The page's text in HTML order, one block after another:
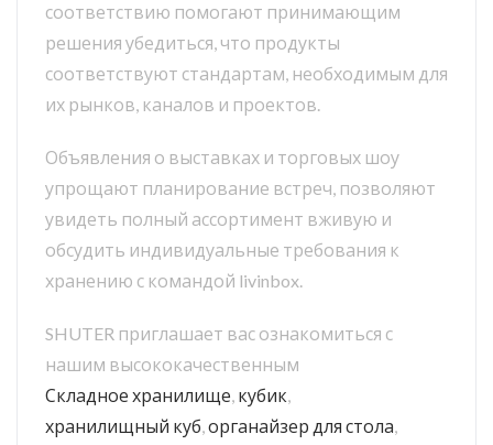
соответствию помогают принимающим
решения убедиться, что продукты
соответствуют стандартам, необходимым для
их рынков, каналов и проектов.
Объявления о выставках и торговых шоу
упрощают планирование встреч, позволяют
увидеть полный ассортимент вживую и
обсудить индивидуальные требования к
хранению с командой livinbox.
SHUTER приглашает вас ознакомиться с
нашим высококачественным
Складное хранилище, кубик,
хранилищный куб,органайзер для стола,